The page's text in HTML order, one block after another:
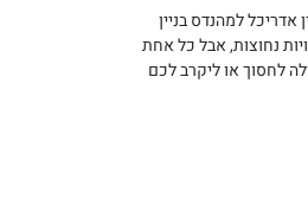
למהנדס בניין
נחוצות, אבל כל אחת
לחסוך או ליקרב לכם